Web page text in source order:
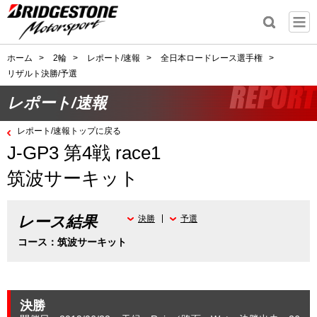
ホーム > 2輪 > レポート/速報 > 全日本ロードレース選手権
>
リザルト決勝/予選
レポート/速報
レポート/速報トップに戻る
J-GP3 第4戦 race1
筑波サーキット
レース結果
コース：筑波サーキット
決勝 予選
決勝